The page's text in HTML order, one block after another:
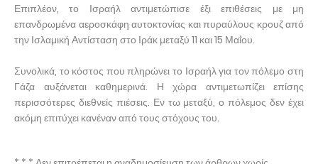
Επιπλέον, το Ισραήλ αντιμετώπισε έξι επιθέσεις με μη
επανδρωμένα αεροσκάφη αυτοκτονίας και πυραύλους κρουζ από
την Ισλαμική Αντίσταση στο Ιράκ μεταξύ 11 και 15 Μαΐου.
Συνολικά, το κόστος που πληρώνει το Ισραήλ για τον πόλεμο στη
Γάζα αυξάνεται καθημερινά. Η χώρα αντιμετωπίζει επίσης
περισσότερες διεθνείς πιέσεις. Εν τω μεταξύ, ο πόλεμος δεν έχει
ακόμη επιτύχει κανέναν από τους στόχους του.